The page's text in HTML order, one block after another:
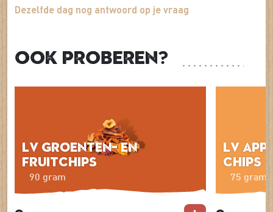
Dezelfde dag nog antwoord op je vraag
Ook proberen?
90 gram
LV Groenten- en
Fruitchips
75 gram
LV
chips